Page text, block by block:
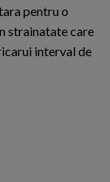
pentru o
strainatate care
interval de